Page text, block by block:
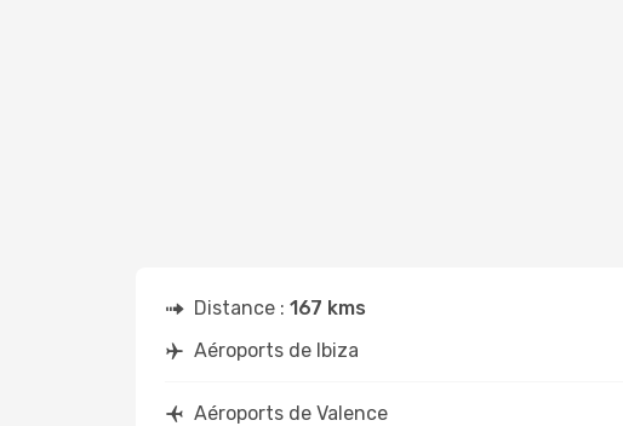
Distance : 167 kms
Aéroports de Ibiza
Aéroports de Valence